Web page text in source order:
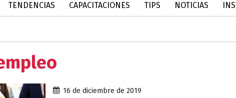
TENDENCIAS CAPACITACIONES TIPS NOTICIAS
16 de diciembre de 2019